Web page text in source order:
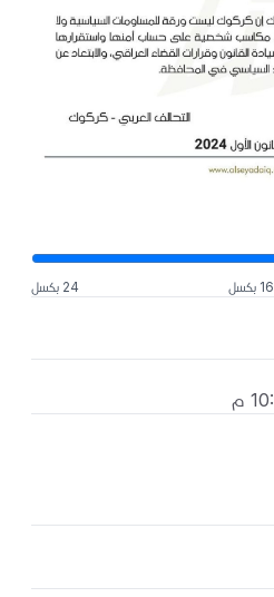
16 بكسل 24 بكسل